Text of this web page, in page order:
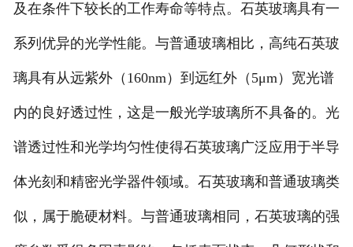
及在条件下较长的工作寿命等特点。石英玻璃具有一
系列优异的光学性能。与普通玻璃相比，高纯石英玻
璃具有从远紫外（160nm）到远红外（5μm）宽光谱
内的良好透过性，这是一般光学玻璃所不具备的。光
谱透过性和光学均匀性使得石英玻璃广泛应用于半导
体光刻和精密光学器件领域。石英玻璃和普通玻璃类
似，属于脆硬材料。与普通玻璃相同，石英玻璃的强